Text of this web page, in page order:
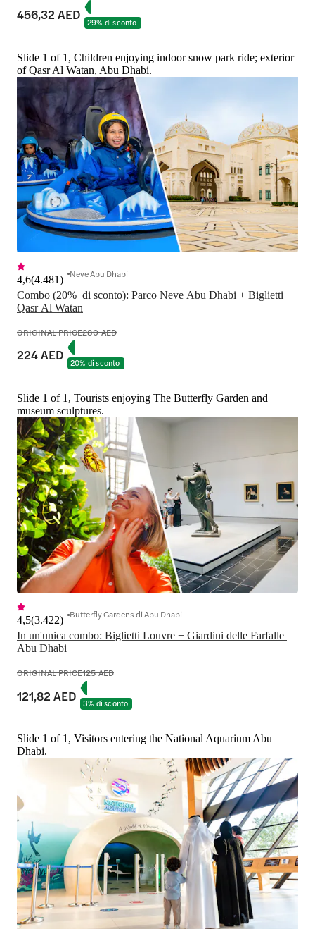
456,32 AED 29% di sconto
Slide 1 of 1, Children enjoying indoor snow park ride; exterior
of Qasr Al Watan, Abu Dhabi.
Combo (20%  di sconto): Parco Neve Abu Dhabi + Biglietti
Qasr Al Watan
4,6(4.481) Neve Abu Dhabi
ORIGINAL PRICE280 AED
224 AED 20% di sconto
Slide 1 of 1, Tourists enjoying The Butterfly Garden and
museum sculptures.
In un'unica combo: Biglietti Louvre + Giardini delle Farfalle
Abu Dhabi
4,5(3.422) Butterfly Gardens di Abu Dhabi
ORIGINAL PRICE125 AED
121,82 AED 3% di sconto
Slide 1 of 1, Visitors entering the National Aquarium Abu
Dhabi.